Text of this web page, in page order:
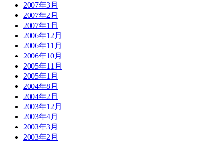
2007年3月
2007年2月
2007年1月
2006年12月
2006年11月
2006年10月
2005年11月
2005年1月
2004年8月
2004年2月
2003年12月
2003年4月
2003年3月
2003年2月